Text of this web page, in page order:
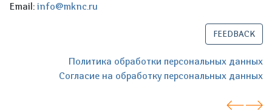
Email: info@mknc.ru
FEEDBACK
Политика обработки персональных данных
Согласие на обработку персональных данных